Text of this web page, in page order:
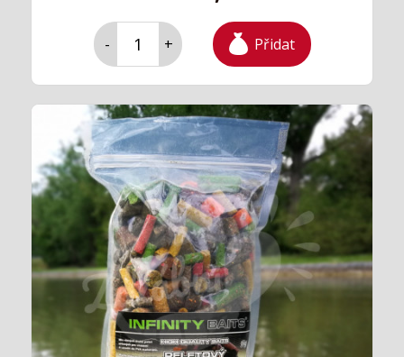
- + Přidat